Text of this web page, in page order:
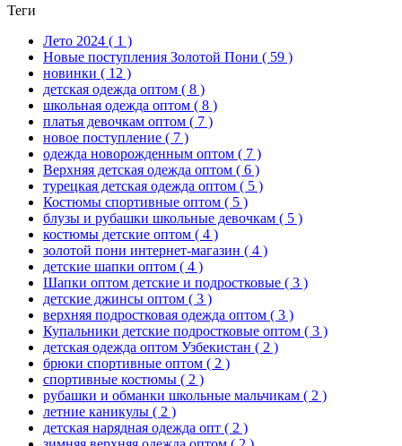
Теги
Лето 2024 ( 1 )
Новые поступления Золотой Пони ( 59 )
новинки ( 12 )
детская одежда оптом ( 8 )
школьная одежда оптом ( 8 )
платья девочкам оптом ( 7 )
новое поступление ( 7 )
одежда новорожденным оптом ( 7 )
Верхняя детская одежда оптом ( 6 )
турецкая детская одежда оптом ( 5 )
Костюмы спортивные оптом ( 5 )
блузы и рубашки школьные девочкам ( 5 )
костюмы детские оптом ( 4 )
золотой пони интернет-магазин ( 4 )
детские шапки оптом ( 4 )
Шапки оптом детские и подростковые ( 3 )
детские джинсы оптом ( 3 )
верхняя подростковая одежда оптом ( 3 )
Купальники детские подростковые оптом ( 3 )
детская одежда оптом Узбекистан ( 2 )
брюки спортивные оптом ( 2 )
спортивные костюмы ( 2 )
рубашки и обманки школьные мальчикам ( 2 )
летние каникулы ( 2 )
детская нарядная одежда опт ( 2 )